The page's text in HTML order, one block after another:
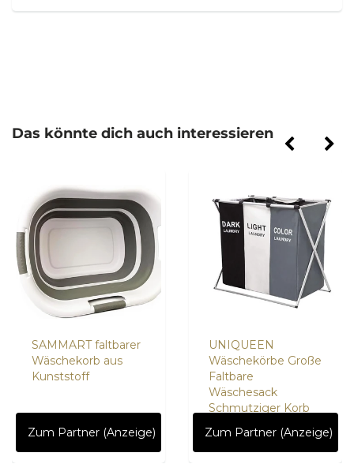
Das könnte dich auch interessieren
SAMMART faltbarer
Wäschekorb aus
Kunststoff
Zum Partner (Anzeige)
UNIQUEEN
Wäschekörbe Große
Faltbare
Wäschesack
Schmutziger Korb
Zum Partner (Anzeige)